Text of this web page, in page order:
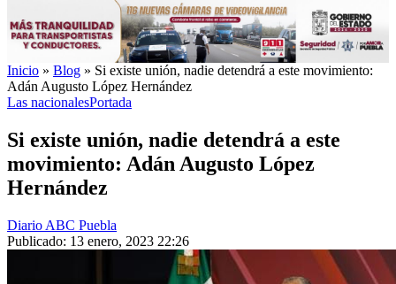
Inicio » Blog » Si existe unión, nadie detendrá a este movimiento:
Adán Augusto López Hernández
Las nacionalesPortada
Si existe unión, nadie detendrá a este
movimiento: Adán Augusto López
Hernández
Diario ABC Puebla
Publicado: 13 enero, 2023 22:26